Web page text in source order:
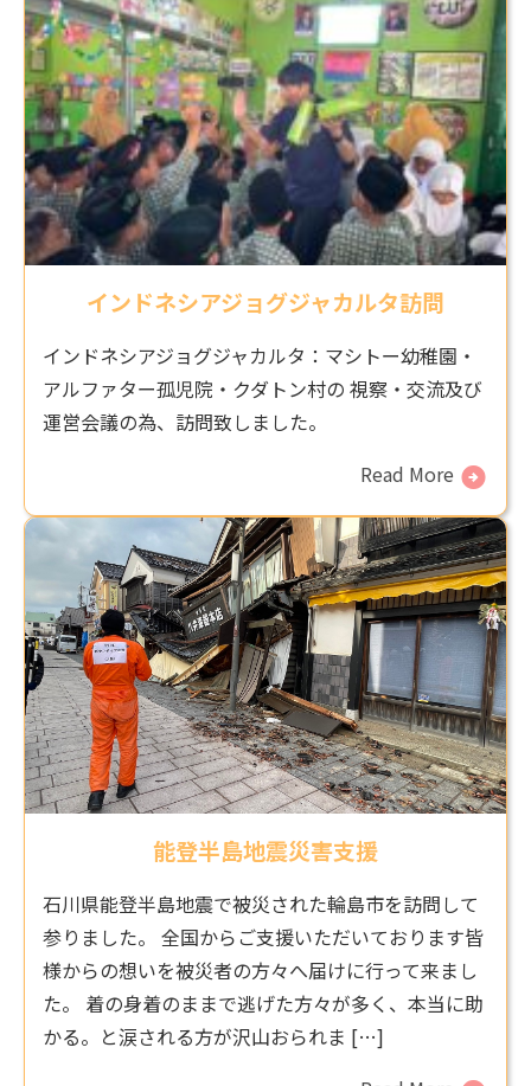
インドネシアジョグジャカルタ訪問
インドネシアジョグジャカルタ：マシトー幼稚園・
アルファター孤児院・クダトン村の 視察・交流及び
運営会議の為、訪問致しました。
Read More
能登半島地震災害支援
石川県能登半島地震で被災された輪島市を訪問して
参りました。 全国からご支援いただいております皆
様からの想いを被災者の方々へ届けに行って来まし
た。 着の身着のままで逃げた方々が多く、本当に助
かる。と涙される方が沢山おられま […]